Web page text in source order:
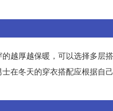
越厚越保暖，可以选择多层
在冬天的穿衣搭配应根据自